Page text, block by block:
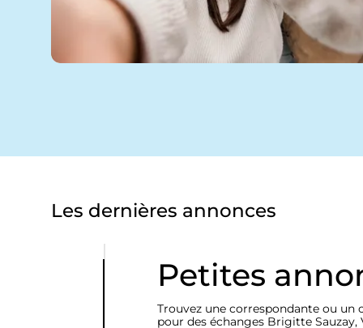
m
Les dernières annonces
Petites
Trouvez une correspondante ou un
pour des échanges Brigitte Sauzay,